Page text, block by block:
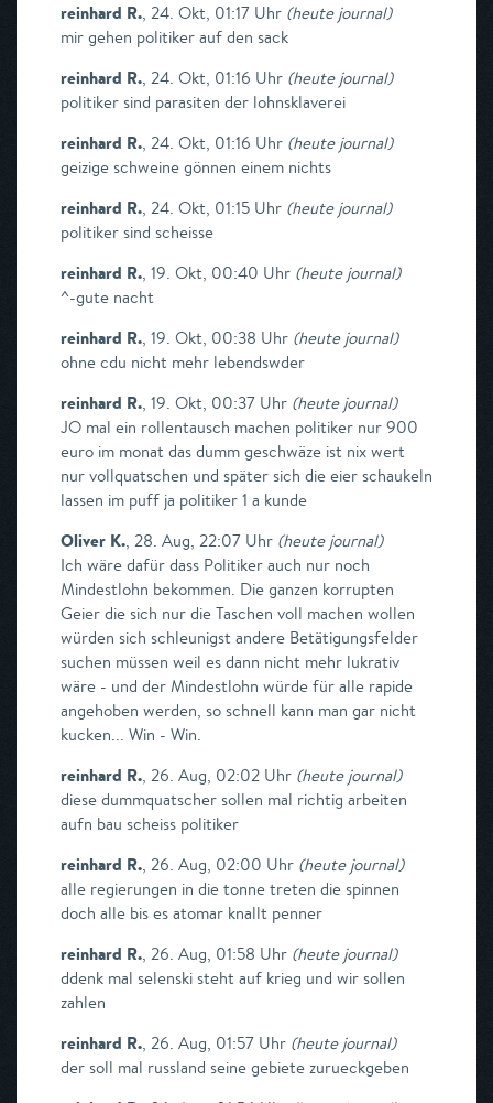
reinhard R., 24. Okt, 01:17 Uhr (heute journal)
mir gehen politiker auf den sack
reinhard R., 24. Okt, 01:16 Uhr (heute journal)
politiker sind parasiten der lohnsklaverei
reinhard R., 24. Okt, 01:16 Uhr (heute journal)
geizige schweine gönnen einem nichts
reinhard R., 24. Okt, 01:15 Uhr (heute journal)
politiker sind scheisse
reinhard R., 19. Okt, 00:40 Uhr (heute journal)
^-gute nacht
reinhard R., 19. Okt, 00:38 Uhr (heute journal)
ohne cdu nicht mehr lebendswder
reinhard R., 19. Okt, 00:37 Uhr (heute journal)
JO mal ein rollentausch machen politiker nur 900
euro im monat das dumm geschwäze ist nix wert
nur vollquatschen und später sich die eier schaukeln
lassen im puff ja politiker 1 a kunde
Oliver K., 28. Aug, 22:07 Uhr (heute journal)
Ich wäre dafür dass Politiker auch nur noch
Mindestlohn bekommen. Die ganzen korrupten
Geier die sich nur die Taschen voll machen wollen
würden sich schleunigst andere Betätigungsfelder
suchen müssen weil es dann nicht mehr lukrativ
wäre - und der Mindestlohn würde für alle rapide
angehoben werden, so schnell kann man gar nicht
kucken... Win - Win.
reinhard R., 26. Aug, 02:02 Uhr (heute journal)
diese dummquatscher sollen mal richtig arbeiten
aufn bau scheiss politiker
reinhard R., 26. Aug, 02:00 Uhr (heute journal)
alle regierungen in die tonne treten die spinnen
doch alle bis es atomar knallt penner
reinhard R., 26. Aug, 01:58 Uhr (heute journal)
ddenk mal selenski steht auf krieg und wir sollen
zahlen
reinhard R., 26. Aug, 01:57 Uhr (heute journal)
der soll mal russland seine gebiete zurueckgeben